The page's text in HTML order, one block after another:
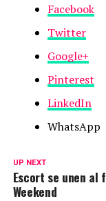
Facebook
Twitter
Google+
Pinterest
LinkedIn
WhatsApp
UP NEXT
Escort se unen
Weekend